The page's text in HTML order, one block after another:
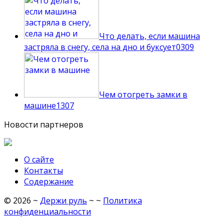
Что делать, если машина
застряла в снегу, села на дно и буксует0309
Чем отогреть замки в
машине1307
Новости партнеров
О сайте
Контакты
Содержание
© 2026 ~ Держи руль ~ ~ Политика
конфиденциальности